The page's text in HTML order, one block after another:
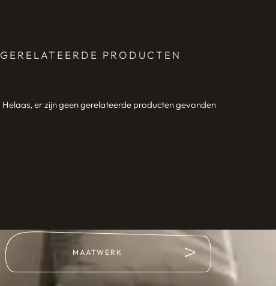
GERELATEERDE PRODUCTEN
Helaas, er zijn geen gerelateerde producten gevonden
MAATWERK